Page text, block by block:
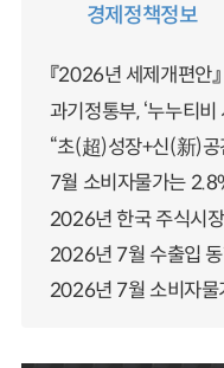
경제정책정보
『2026년 세제개편안
과기정통부, ‘누누티
“초(超)성장+신(新)공
7월 소비자물가는
2026년 한국 주식시
2026년 7월 수출입
2026년 7월 소비자물